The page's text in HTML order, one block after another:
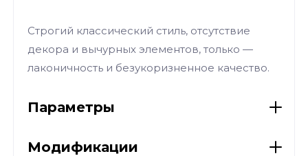
Строгий классический стиль, отсутствие
декора и вычурных элементов, только —
лаконичность и безукоризненное качество.
Параметры
Модификации